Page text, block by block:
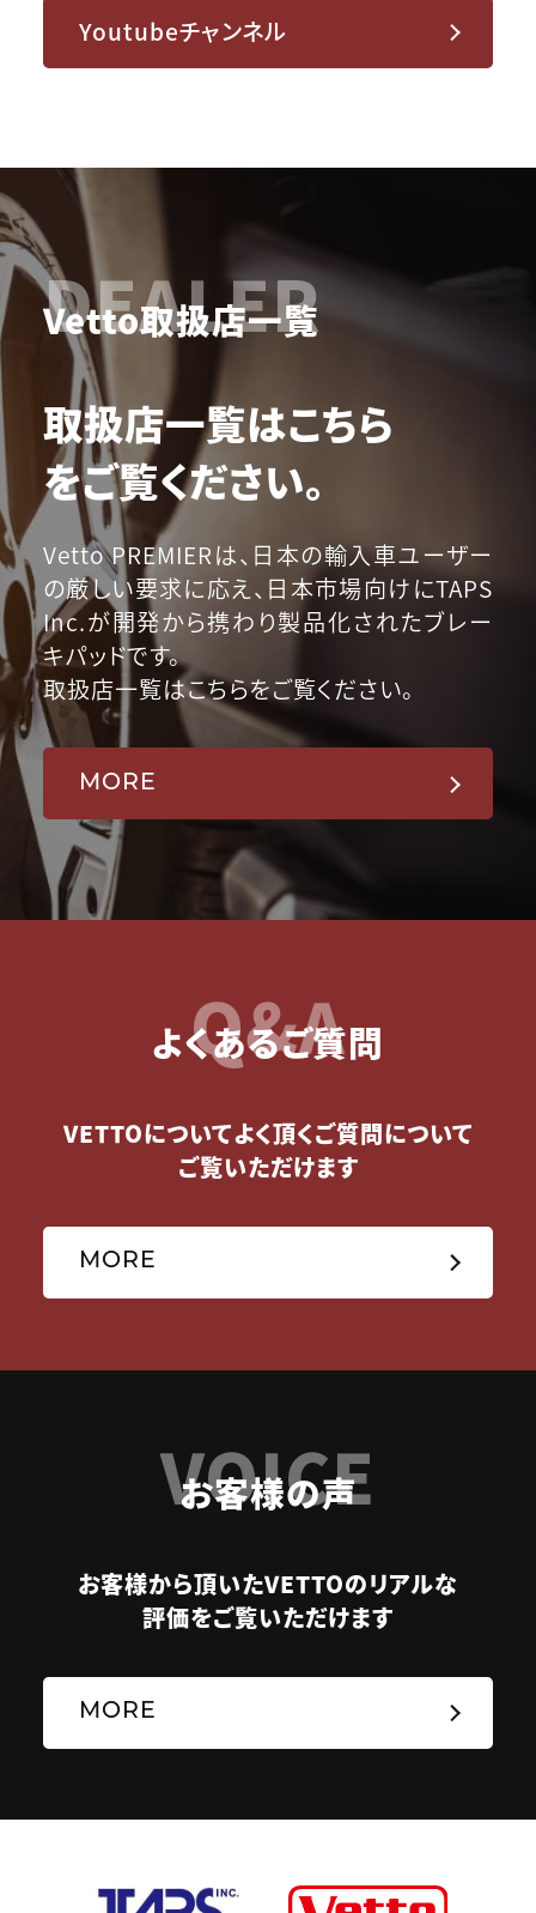
Youtubeチャンネル
DEALER
Vetto取扱店一覧
取扱店一覧はこちら
をご覧ください。
Vetto PREMIERは、日本の輸入車ユーザー
の厳しい要求に応え、日本市場向けにTAPS
Inc.が開発から携わり製品化されたブレー
キパッドです。
取扱店一覧はこちらをご覧ください。
MORE
Q&A
よくあるご質問
VETTOについてよく頂くご質問について
ご覧いただけます
MORE
VOICE
お客様の声
お客様から頂いたVETTOのリアルな
評価をご覧いただけます
MORE